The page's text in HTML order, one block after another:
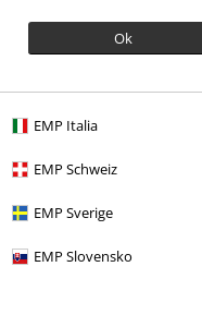
Ok
EMP Italia
EMP Schweiz
EMP Sverige
EMP Slovensko